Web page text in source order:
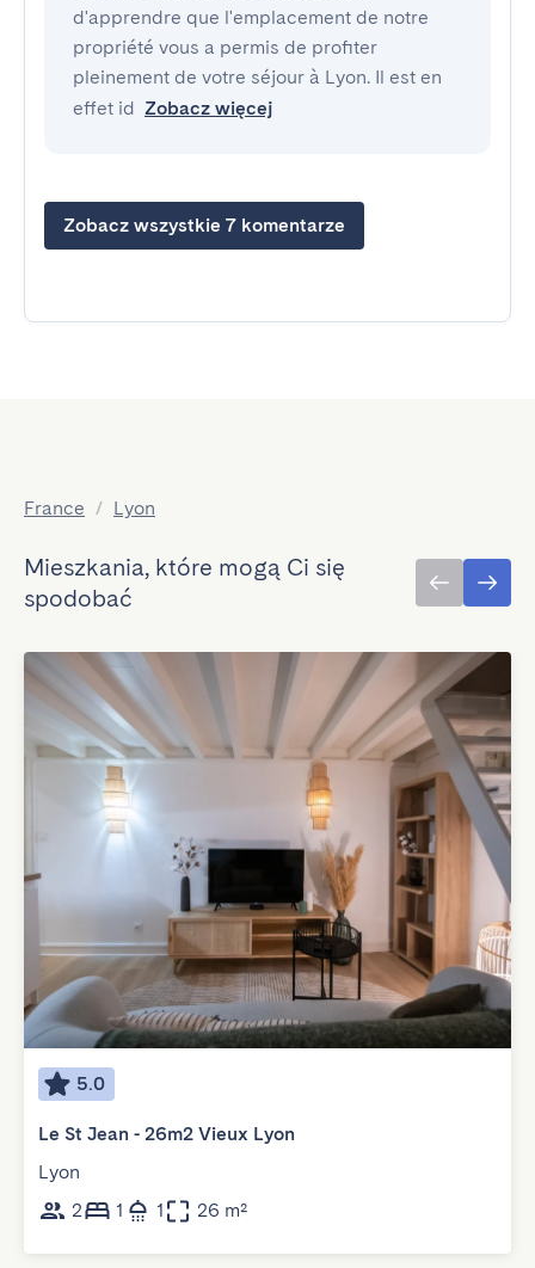
d'apprendre que l'emplacement de notre
propriété vous a permis de profiter
pleinement de votre séjour à Lyon. Il est en
effet id Zobacz więcej
Zobacz wszystkie 7 komentarze
France / Lyon
Mieszkania, które mogą Ci się
spodobać
5.0
Le St Jean - 26m2 Vieux Lyon
Lyon
2
1 1 26 m²